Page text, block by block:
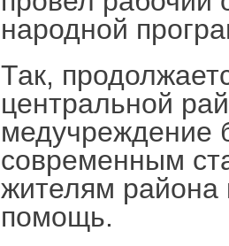
народной
Так,
центральной
медучреждение
современным
жителям района
помощь.